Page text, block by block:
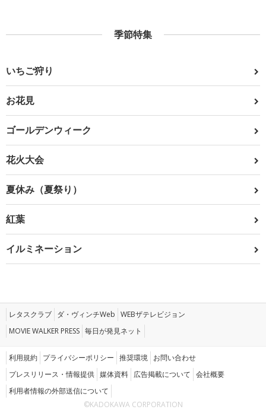
季節特集
いちご狩り
お花見
ゴールデンウィーク
花火大会
夏休み（夏祭り）
紅葉
イルミネーション
レタスクラブ ダ・ヴィンチWeb WEBザテレビジョン
MOVIE WALKER PRESS 毎日が発見ネット
利用規約 プライバシーポリシー 推奨環境 お問い合わせ
プレスリリース・情報提供 媒体資料 広告掲載について 会社概要
利用者情報の外部送信について
©KADOKAWA CORPORATION